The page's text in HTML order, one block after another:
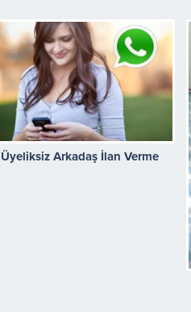
Üyeliksiz Arkadaş İlan Verme